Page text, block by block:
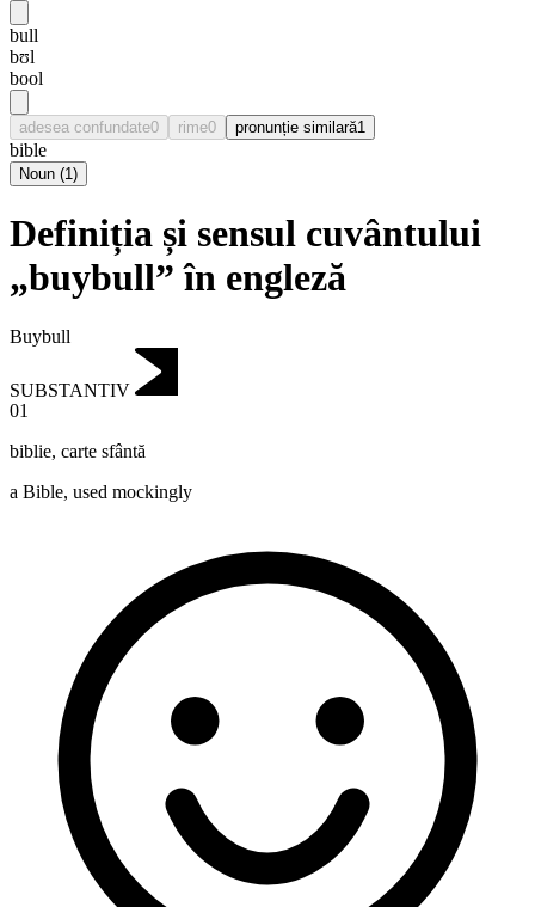
bull
bʊl
bool
adesea confundate0 rime0 pronunție similară1
bible
Noun (1)
Definiția și sensul cuvântului
„buybull” în engleză
Buybull
SUBSTANTIV
01
biblie, carte sfântă
a Bible, used mockingly